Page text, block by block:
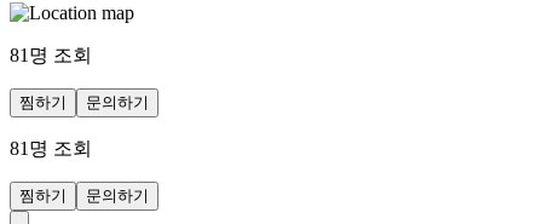
81 명 조회
찜하기 문의하기
81 명 조회
찜하기 문의하기